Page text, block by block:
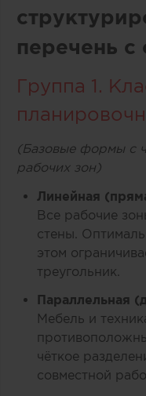
перечень с
Группа 1.
(Базовые формы с
рабочих зон)
Линейная
Все рабочие
стены.
этом
треугольник.
Параллельная
Мебель и
чёткое
совместной